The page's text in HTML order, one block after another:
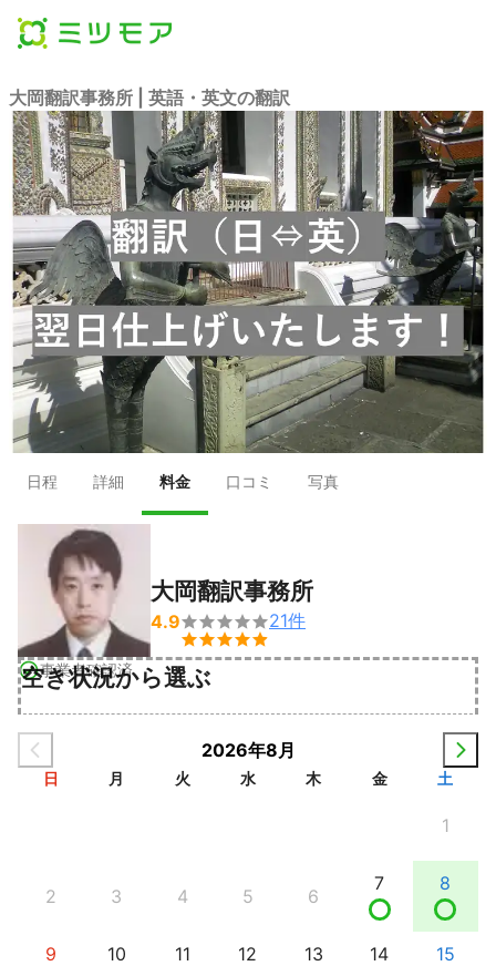
大岡翻訳事務所 | 英語・英文の翻訳
日程 詳細 料金 口コミ 写真
事業者確認済
大岡翻訳事務所
4.9

21件
空き状況から選ぶ
2026年8月
日 月 火 水 木 金 土
1
2 3 4 5 6
7 8
9 10 11 12 13 14 15